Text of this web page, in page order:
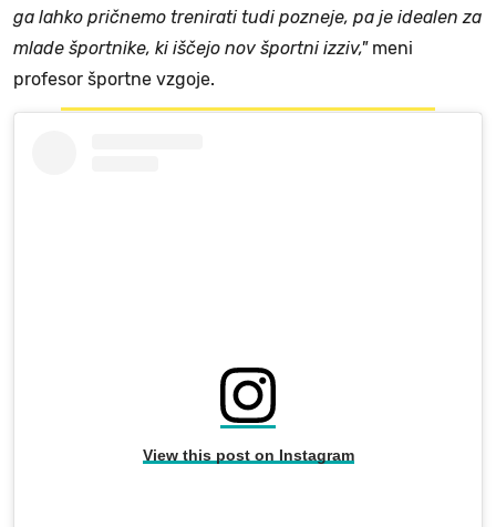
ga lahko pričnemo trenirati tudi pozneje, pa je idealen za
mlade športnike, ki iščejo nov športni izziv,"meni
profesor športne vzgoje.
View this post on Instagram